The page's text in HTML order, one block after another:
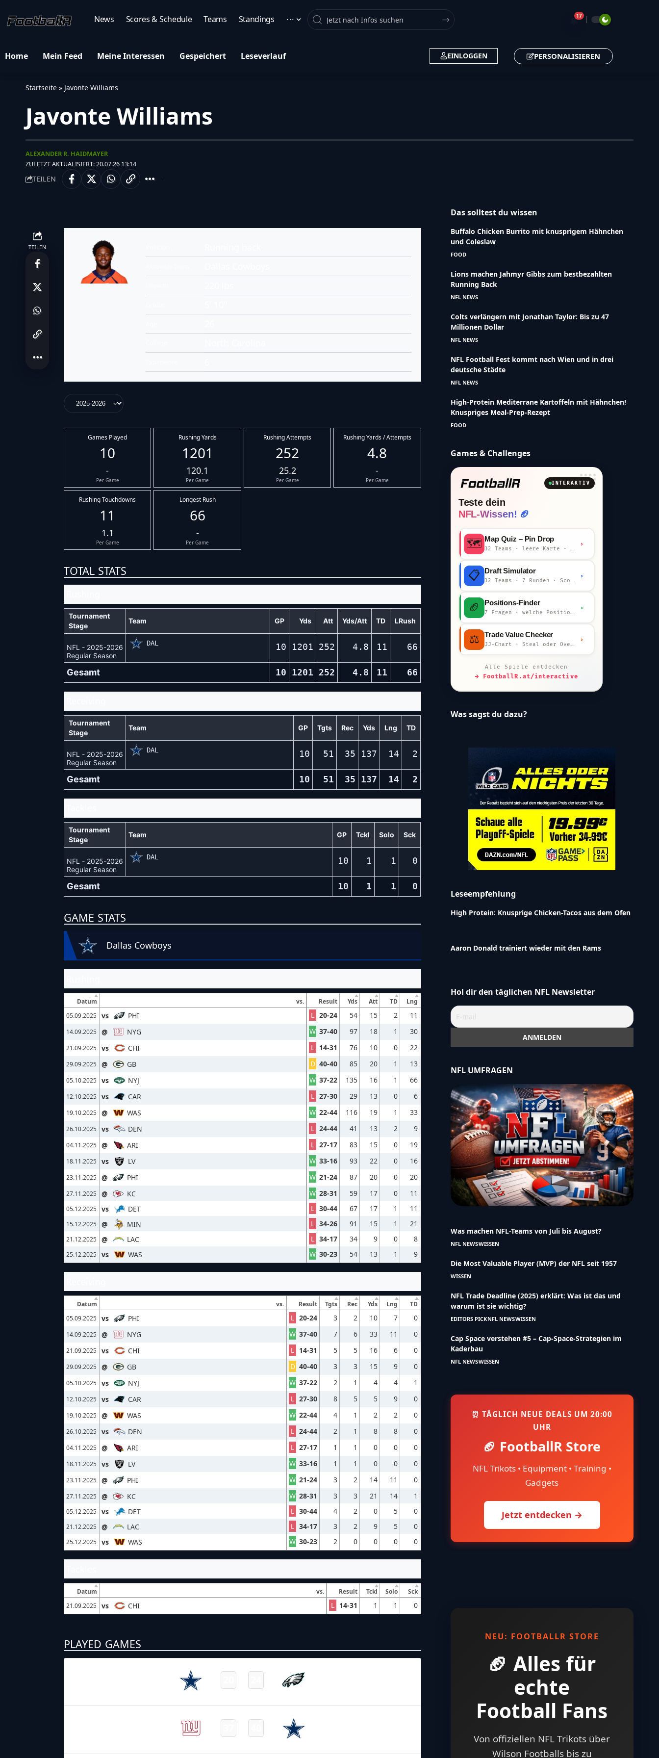
News Scores & Schedule Teams Standings ⋯ Search 🔔17
Home Mein Feed Meine Interessen Gespeichert Leseverlauf EINLOGGEN PERSONALISIEREN
Startseite » Javonte Williams
Javonte Williams
ZULETZT AKTUALISIERT: 20.07.26 13:14
ALEXANDER R. HAIDMAYER
TEILEN
TEILEN
Games Played
10
-
Per Game
Rushing Yards
1201
120.1
Per Game
Rushing Attempts
252
25.2
Per Game
Rushing Yards / Attempts
4.8
-
Per Game
Rushing Touchdowns
11
1.1
Per Game
Longest Rush
66
-
Per Game
TOTAL STATS
Tournament
Stage
Team GP Yds Att Yds/Att TD LRush
NFL - 2025-2026
Regular Season
DAL 10 1201 252 4.8 11 66
Gesamt 10 1201 252 4.8 11 66
Tournament
Stage
Team GP Tgts Rec Yds Lng TD
NFL - 2025-2026
Regular Season
DAL 10 51 35 137 14 2
Gesamt 10 51 35 137 14 2
Tournament
Stage
Team GP Tckl Solo Sck
NFL - 2025-2026
Regular Season
DAL 10 1 1 0
Gesamt 10 1 1 0
GAME STATS
Dallas Cowboys
Datum vs. Result Yds Att TD
Lng
05.09.2025 vs PHI L 20-24 54 15 2 11
14.09.2025 @ NYG W 37-40 97 18 1 30
21.09.2025 vs CHI L 14-31 76 10 0 22
29.09.2025 @ GB D 40-40 85 20 1 13
05.10.2025 vs NYJ W 37-22 135 16 1 66
12.10.2025 vs CAR L 27-30 29 13 0 6
19.10.2025 @ WAS W 22-44 116 19 1 33
26.10.2025 vs DEN L 24-44 41 13 2 9
04.11.2025 @ ARI L 27-17 83 15 0 19
18.11.2025 vs LV W 33-16 93 22 0 16
23.11.2025 @ PHI W 21-24 87 20 0 20
27.11.2025 @ KC W 28-31 59 17 0 11
05.12.2025 vs DET L 30-44 67 17 1 11
15.12.2025 @ MIN L 34-26 91 15 1 21
21.12.2025 @ LAC L 34-17 34 9 0 8
25.12.2025 vs WAS W 30-23 54 13 1 9
Datum vs. Result Tgts Rec Yds Lng
TD
05.09.2025 vs PHI L 20-24 3 2 10 7 0
14.09.2025 @ NYG W 37-40 7 6 33 11 0
21.09.2025 vs CHI L 14-31 5 5 16 6 0
29.09.2025 @ GB D 40-40 3 3 15 9 0
05.10.2025 vs NYJ W 37-22 2 1 4 4 1
12.10.2025 vs CAR L 27-30 8 5 5 9 0
19.10.2025 @ WAS W 22-44 4 1 2 2 0
26.10.2025 vs DEN L 24-44 2 1 8 8 0
04.11.2025 @ ARI L 27-17 1 1 0 0 0
18.11.2025 vs LV W 33-16 1 1 0 0 0
23.11.2025 @ PHI W 21-24 3 2 14 11 0
27.11.2025 @ KC W 28-31 3 3 21 14 1
05.12.2025 vs DET L 30-44 4 2 0 5 0
21.12.2025 @ LAC L 34-17 3 2 9 5 0
25.12.2025 vs WAS W 30-23 2 0 0 0 0
Datum vs. Result Tckl Solo
Sck
21.09.2025 vs CHI L 14-31 1 1 0
PLAYED GAMES
Das solltest du wissen
Buffalo Chicken Burrito mit knusprigem Hähnchen
und Coleslaw
FOOD
Lions machen Jahmyr Gibbs zum bestbezahlten
Running Back
NFL NEWS
Colts verlängern mit Jonathan Taylor: Bis zu 47
Millionen Dollar
NFL NEWS
NFL Football Fest kommt nach Wien und in drei
deutsche Städte
NFL NEWS
High-Protein Mediterrane Kartoffeln mit Hähnchen!
Knuspriges Meal-Prep-Rezept
FOOD
Games & Challenges
INTERAKTIV
Teste dein
NFL-Wissen! 🏈
🗺️ Map Quiz – Pin Drop
›
📋 Draft Simulator
›
🏈 Positions-Finder
›
⚖️ Trade Value Checker
›
Alle Spiele entdecken
→ FootballR.at/interactive
Was sagst du dazu?
Leseempfehlung
High Protein: Knusprige Chicken-Tacos aus dem Ofen
Aaron Donald trainiert wieder mit den Rams
Hol dir den täglichen NFL Newsletter
NFL UMFRAGEN
Was machen NFL-Teams von Juli bis August?
NFL NEWSWISSEN
Die Most Valuable Player (MVP) der NFL seit 1957
WISSEN
NFL Trade Deadline (2025) erklärt: Was ist das und
warum ist sie wichtig?
EDITORS PICKNFL NEWSWISSEN
Cap Space verstehen #5 – Cap-Space-Strategien im
Kaderbau
NFL NEWSWISSEN
⏰ TÄGLICH NEUE DEALS UM 20:00
UHR
🏈 FootballR Store
NFL Trikots • Equipment • Training •
Gadgets
Jetzt entdecken →
NEU: FOOTBALLR STORE
🏈 Alles für
echte
Football Fans
Von offiziellen NFL Trikots über
Wilson Footballs bis zu